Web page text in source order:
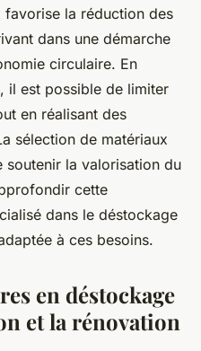
favorise la réduction des
dans une démarche
circulaire. En
il est possible de limiter
en réalisant des
sélection de matériaux
soutenir la valorisation du
cette
dans le déstockage
à ces besoins.
en déstockage
et la rénovation